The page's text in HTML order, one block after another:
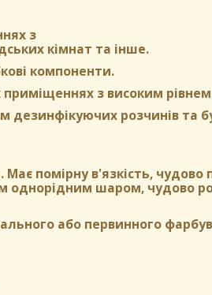
з
кімнат та інше.
компоненти.
з високим рівнем
дезинфікуючих розчинів та
помірну в'язкість, чудово
однорідним шаром, чудово
або первинного